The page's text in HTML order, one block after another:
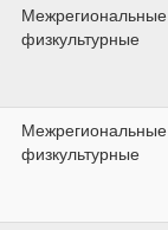
Межрегиональные
физкультурные
Межрегиональные
физкультурные